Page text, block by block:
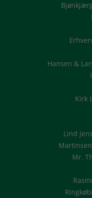
Hansen &
Kirk
Lind
Mr.